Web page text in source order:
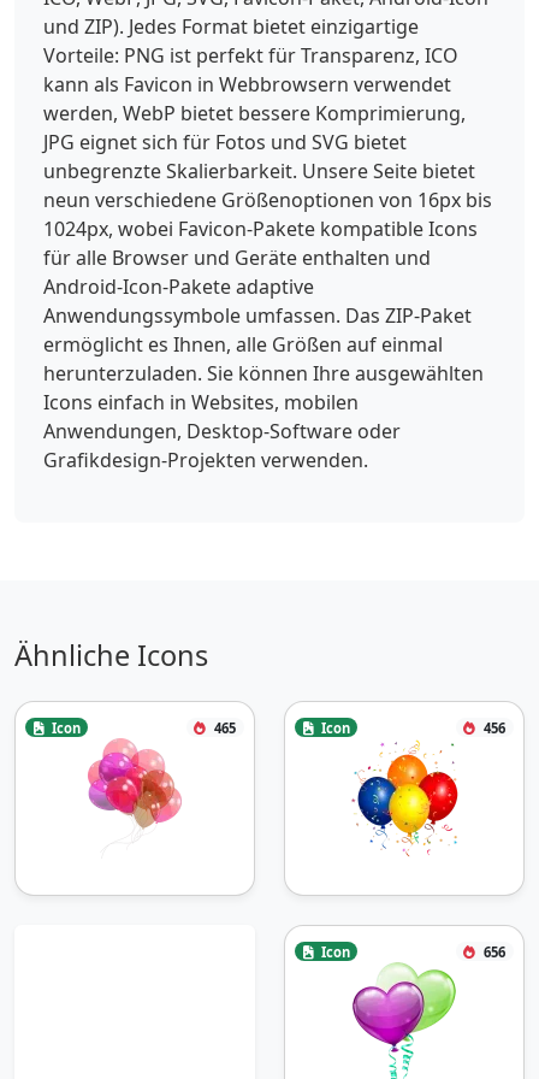
und ZIP). Jedes Format bietet einzigartige
Vorteile: PNG ist perfekt für Transparenz, ICO
kann als Favicon in Webbrowsern verwendet
werden, WebP bietet bessere Komprimierung,
JPG eignet sich für Fotos und SVG bietet
unbegrenzte Skalierbarkeit. Unsere Seite bietet
neun verschiedene Größenoptionen von 16px bis
1024px, wobei Favicon-Pakete kompatible Icons
für alle Browser und Geräte enthalten und
Android-Icon-Pakete adaptive
Anwendungssymbole umfassen. Das ZIP-Paket
ermöglicht es Ihnen, alle Größen auf einmal
herunterzuladen. Sie können Ihre ausgewählten
Icons einfach in Websites, mobilen
Anwendungen, Desktop-Software oder
Grafikdesign-Projekten verwenden.
Ähnliche Icons
Icon 465 Icon 456
Icon 656